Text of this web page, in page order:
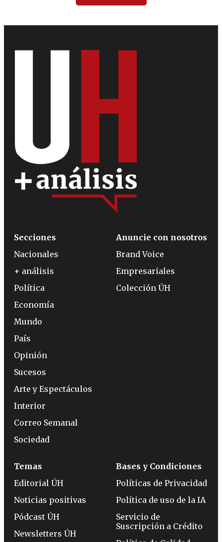
Secciones
Nacionales
+ análisis
Política
Economía
Mundo
País
Opinión
Sucesos
Arte y Espectáculos
Interior
Correo Semanal
Sociedad
Anuncie con nosotros
Brand Voice
Empresariales
Colección ÚH
Temas
Editorial ÚH
Noticias positivas
Pódcast ÚH
Newsletters ÚH
Bases y Condiciones
Políticas de Privacidad
Política de uso de la IA
Servicio de
Suscripción a Crédito